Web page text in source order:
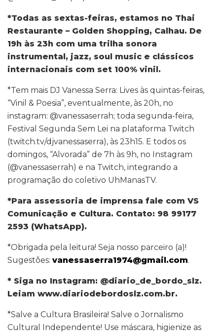
*Todas as sextas-feiras, estamos no Thai
Restaurante – Golden Shopping, Calhau. De
19h às 23h com uma trilha sonora
instrumental, jazz, soul music e clássicos
internacionais com set 100% vinil.
*Tem mais DJ Vanessa Serra: Lives às quintas-feiras,
“Vinil & Poesia”, eventualmente, às 20h, no
instagram: @vanessaserrah; toda segunda-feira,
Festival Segunda Sem Lei na plataforma Twitch
(twitch.tv/djvanessaserra), às 23h15. E todos os
domingos, “Alvorada” de 7h às 9h, no Instagram
(@vanessaserrah) e na Twitch, integrando a
programação do coletivo UhManasTV.
*Para assessoria de imprensa fale com VS
Comunicação e Cultura. Contato: 98 99177
2593 (WhatsApp).
*Obrigada pela leitura! Seja nosso parceiro (a)!
Sugestões: vanessaserra1974@gmail.com.
* Siga no Instagram: @diario_de_bordo_slz.
Leiam www.diariodebordoslz.com.br.
*Salve a Cultura Brasileira! Salve o Jornalismo
Cultural Independente! Use máscara, higienize as